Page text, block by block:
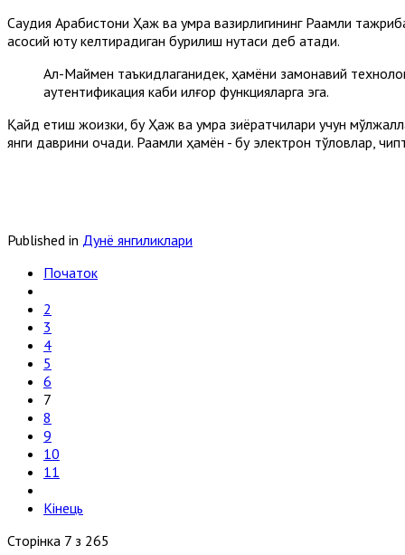
Саудия Aрабистони Ҳаж ва умра вазирлигининг Рақамли
асосий ютуқ келтирадиган бурилиш нуқтаси деб атади.
Aл-Маймен таъкидлаганидек, ҳамёни замонавий
аутентификация каби илғор функцияларга эга.
Қайд етиш жоизки, бу Ҳаж ва умра зиёратчилари учун
янги даврини очади. Рақамли ҳамён - бу электрон тўловлар,
Published in Дунё янгиликлари
Початок
2
3
4
5
6
7
8
9
10
11
Кінець
Сторінка 7 з 265